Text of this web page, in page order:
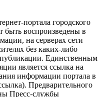
портала городского
быть воспроизведены в
на серверах сети
без каких-либо
Единственным
является ссылка на
информации портала в
Предварительного
Пресс-службы